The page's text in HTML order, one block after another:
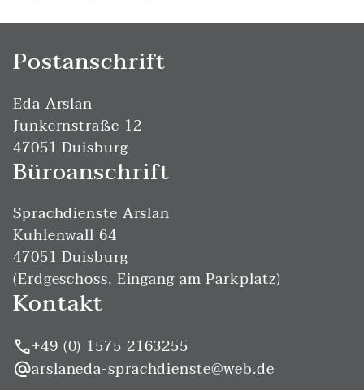
Postanschrift
Eda Arslan
Junkernstraße 12
47051 Duisburg
Büroanschrift
Sprachdienste Arslan
Kuhlenwall 64
47051 Duisburg
(Erdgeschoss, Eingang am Parkplatz)
Kontakt
phone+49 (0) 1575 2163255
alternate_emailarslaneda-sprachdienste@web.de